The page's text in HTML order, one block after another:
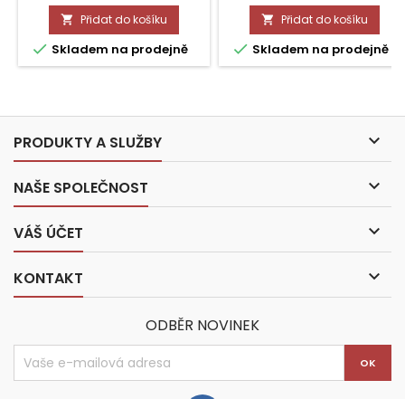
 Přidat do košíku
 Skladem na prodejně
 Přidat do košíku
 Skladem na prodejně
PRODUKTY A SLUŽBY 
NAŠE SPOLEČNOST 
VÁŠ ÚČET 
KONTAKT 
ODBĚR NOVINEK